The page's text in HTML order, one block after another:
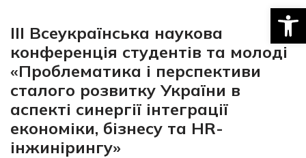
IІІ Всеукраїнська наукова
конференція студентів та молоді
«Проблематика і перспективи
сталого розвитку України в
аспекті синергії інтеграції
економіки, бізнесу та HR-
інжинірингу»